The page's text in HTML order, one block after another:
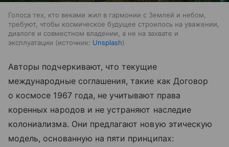
Голоса тех, кто веками жил в гармонии с Землей и небом,
требуют, чтобы космическое будущее строилось на уважении,
диалоге и совместном владении, а не на захвате и
эксплуатации
источник: Unsplash
Авторы подчеркивают, что текущие
международные соглашения, такие как Договор
о космосе 1967 года, не учитывают права
коренных народов и не устраняют наследие
колониализма. Они предлагают новую этическую
модель, основанную на пяти принципах: